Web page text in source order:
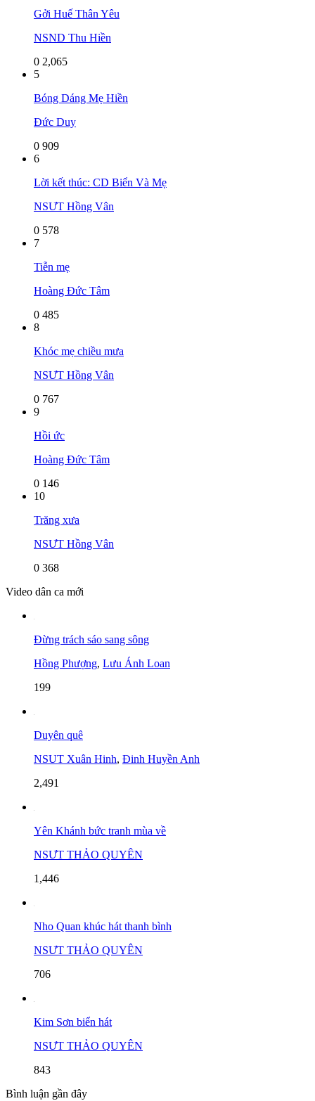
Gởi Huế Thân Yêu
NSND Thu Hiền
0 2,065
5
Bóng Dáng Mẹ Hiền
Đức Duy
0 909
6
Lời kết thúc: CD Biển Và Mẹ
NSƯT Hồng Vân
0 578
7
Tiễn mẹ
Hoàng Đức Tâm
0 485
8
Khóc mẹ chiều mưa
NSƯT Hồng Vân
0 767
9
Hồi ức
Hoàng Đức Tâm
0 146
10
Trăng xưa
NSƯT Hồng Vân
0 368
Video dân ca mới
Đừng trách sáo sang sông
Hồng Phượng, Lưu Ánh Loan
199
Duyên quê
NSUT Xuân Hinh, Đinh Huyền Anh
2,491
Yên Khánh bức tranh mùa về
NSƯT THẢO QUYÊN
1,446
Nho Quan khúc hát thanh bình
NSƯT THẢO QUYÊN
706
Kim Sơn biển hát
NSƯT THẢO QUYÊN
843
Bình luận gần đây